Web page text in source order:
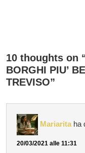
10 thoughts on
BORGHI PIU’
TREVISO”
Mariarita ha
20/03/2021 alle 11:31